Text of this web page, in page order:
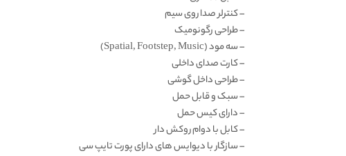
– کنترلر صدا روی سیم
– طراحی رگونومیک
– سه مود (Spatial, Footstep, Music)
– کارت صدای داخلی
– طراحی داخل گوشی
– سبک و قابل حمل
– دارای کیس حمل
– کابل با دوام روکش دار
– سازگار با دیوایس های دارای پورت تایپ سی